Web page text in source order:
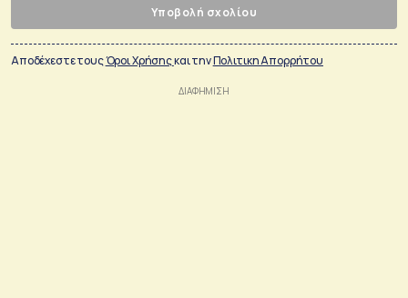
Υποβολή σχολίου
Αποδέχεστε τουςΌροι Χρήσηςκαι τηνΠολιτικη Απορρήτου